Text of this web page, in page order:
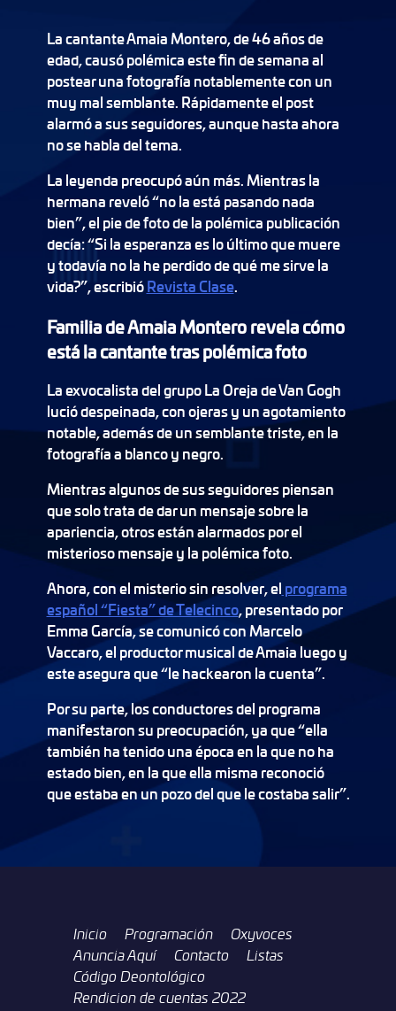
La cantante Amaia Montero, de 46 años de
edad, causó polémica este fin de semana al
postear una fotografía notablemente con un
muy mal semblante. Rápidamente el post
alarmó a sus seguidores, aunque hasta ahora
no se habla del tema.
La leyenda preocupó aún más. Mientras la
hermana reveló “no la está pasando nada
bien”, el pie de foto de la polémica publicación
decía: “Si la esperanza es lo último que muere
y todavía no la he perdido de qué me sirve la
vida?”, escribióRevista Clase.
Familia de Amaia Montero revela cómo
está la cantante tras polémica foto
La exvocalista del grupo La Oreja de Van Gogh
lució despeinada, con ojeras y un agotamiento
notable, además de un semblante triste, en la
fotografía a blanco y negro.
Mientras algunos de sus seguidores piensan
que solo trata de dar un mensaje sobre la
apariencia, otros están alarmados por el
misterioso mensaje y la polémica foto.
Ahora, con el misterio sin resolver, el programa
español “Fiesta” de Telecinco, presentado por
Emma García, se comunicó con Marcelo
Vaccaro, el productor musical de Amaia luego y
este asegura que “le hackearon la cuenta”.
Por su parte, los conductores del programa
manifestaron su preocupación, ya que “ella
también ha tenido una época en la que no ha
estado bien, en la que ella misma reconoció
que estaba en un pozo del que le costaba salir”.
Inicio Programación
Oxyvoces
Anuncia Aquí
Contacto
Listas
Código Deontológico
Rendicion de cuentas 2022